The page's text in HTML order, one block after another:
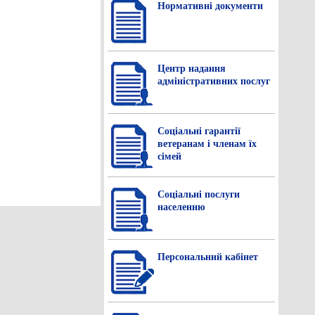
Нормативнi документи
Центр надання
адміністративних послуг
Соціальні гарантії
ветеранам і членам їх
сімей
Соціальні послуги
населенню
Персональний кабінет